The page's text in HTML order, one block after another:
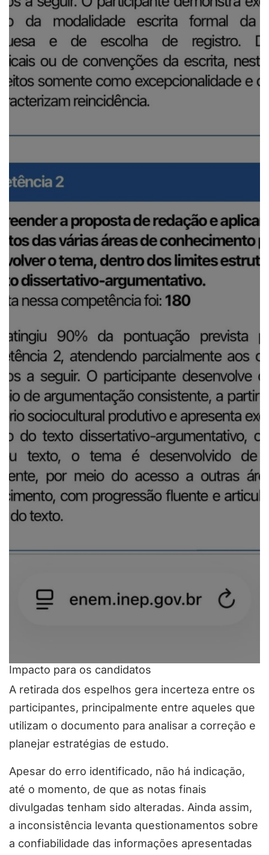
Impacto para os candidatos
A retirada dos espelhos gera incerteza entre os
participantes, principalmente entre aqueles que
utilizam o documento para analisar a correção e
planejar estratégias de estudo.
Apesar do erro identificado, não há indicação,
até o momento, de que as notas finais
divulgadas tenham sido alteradas. Ainda assim,
a inconsistência levanta questionamentos sobre
a confiabilidade das informações apresentadas